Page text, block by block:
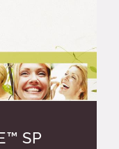
SP